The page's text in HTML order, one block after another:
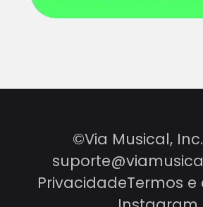
©Via Musical,
PrivacidadeTermos